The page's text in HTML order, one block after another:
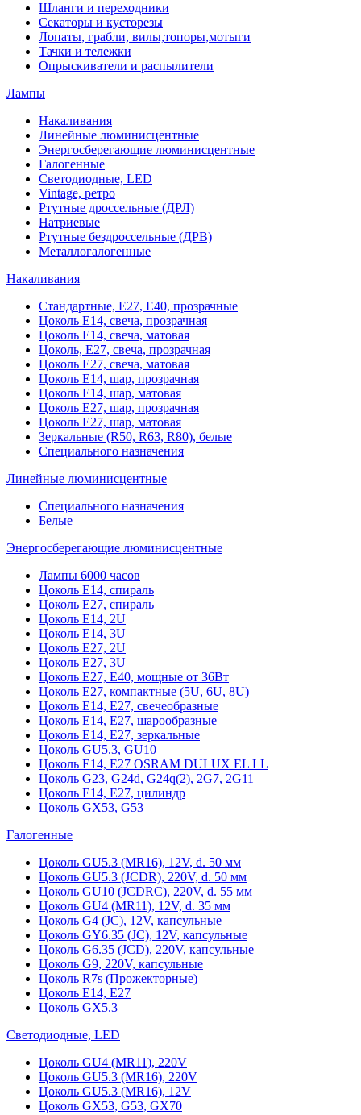
Шланги и переходники
Секаторы и кусторезы
Лопаты, грабли, вилы,топоры,мотыги
Тачки и тележки
Опрыскиватели и распылители
Лампы
Накаливания
Линейные люминисцентные
Энергосберегающие люминисцентные
Галогенные
Светодиодные, LED
Vintage, ретро
Ртутные дроссельные (ДРЛ)
Натриевые
Ртутные бездроссельные (ДРВ)
Металлогалогенные
Накаливания
Стандартные, Е27, Е40, прозрачные
Цоколь Е14, свеча, прозрачная
Цоколь Е14, свеча, матовая
Цоколь, Е27, свеча, прозрачная
Цоколь Е27, свеча, матовая
Цоколь Е14, шар, прозрачная
Цоколь Е14, шар, матовая
Цоколь Е27, шар, прозрачная
Цоколь Е27, шар, матовая
Зеркальные (R50, R63, R80), белые
Специального назначения
Линейные люминисцентные
Специального назначения
Белые
Энергосберегающие люминисцентные
Лампы 6000 часов
Цоколь Е14, спираль
Цоколь Е27, спираль
Цоколь Е14, 2U
Цоколь Е14, 3U
Цоколь Е27, 2U
Цоколь Е27, 3U
Цоколь Е27, Е40, мощные от 36Вт
Цоколь Е27, компактные (5U, 6U, 8U)
Цоколь Е14, Е27, свечеобразные
Цоколь Е14, Е27, шарообразные
Цоколь Е14, Е27, зеркальные
Цоколь GU5.3, GU10
Цоколь Е14, Е27 OSRAM DULUX EL LL
Цоколь G23, G24d, G24q(2), 2G7, 2G11
Цоколь Е14, Е27, цилиндр
Цоколь GX53, G53
Галогенные
Цоколь GU5.3 (MR16), 12V, d. 50 мм
Цоколь GU5.3 (JCDR), 220V, d. 50 мм
Цоколь GU10 (JCDRC), 220V, d. 55 мм
Цоколь GU4 (MR11), 12V, d. 35 мм
Цоколь G4 (JC), 12V, капсульные
Цоколь GY6.35 (JC), 12V, капсульные
Цоколь G6.35 (JCD), 220V, капсульные
Цоколь G9, 220V, капсульные
Цоколь R7s (Прожекторные)
Цоколь E14, E27
Цоколь GX5.3
Светодиодные, LED
Цоколь GU4 (MR11), 220V
Цоколь GU5.3 (MR16), 220V
Цоколь GU5.3 (MR16), 12V
Цоколь GX53, G53, GX70